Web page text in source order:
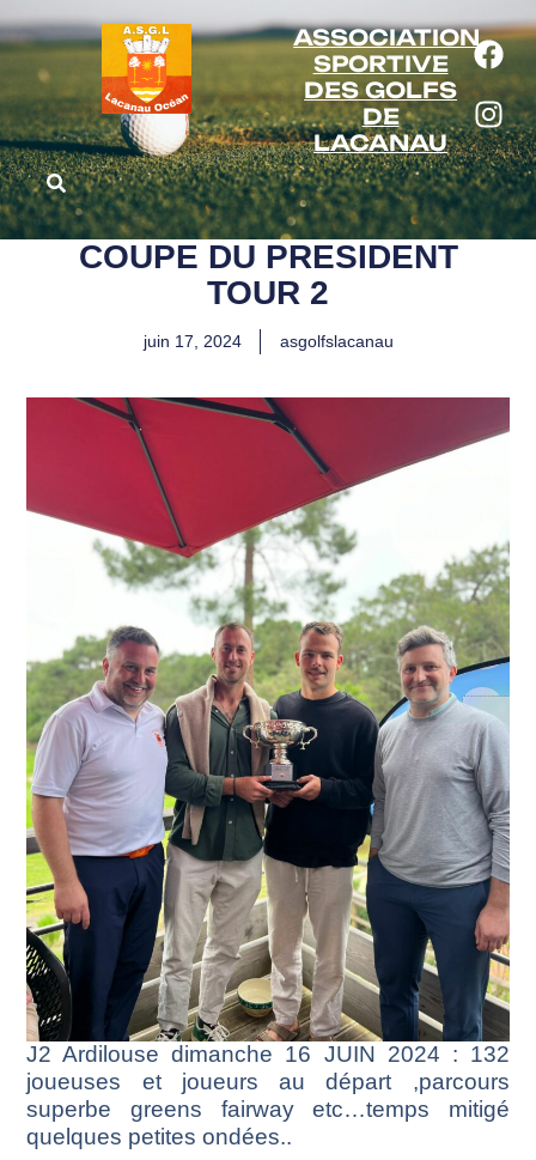
ASSOCIATION
SPORTIVE
DES GOLFS
DE
LACANAU
COUPE DU PRESIDENT
TOUR 2
juin 17, 2024 asgolfslacanau
J2 Ardilouse dimanche 16 JUIN 2024 : 132
joueuses et joueurs au départ ,parcours
superbe greens fairway etc…temps mitigé
quelques petites ondées..